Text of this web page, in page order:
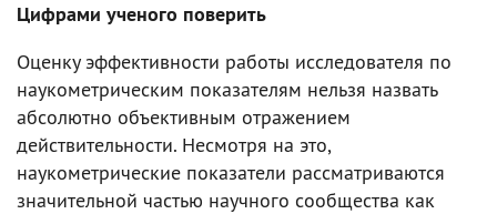
Цифрами ученого поверить
Оценку эффективности работы исследователя по
наукометрическим показателям нельзя назвать
абсолютно объективным отражением
действительности. Несмотря на это,
наукометрические показатели рассматриваются
значительной частью научного сообщества как